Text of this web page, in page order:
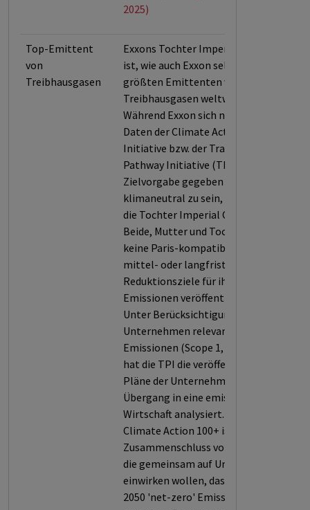
2025)
Top-Emittent
von
Treibhausgasen
Exxons Tochter Imperial Oil Ltd
ist, wie auch Exxon selbst, einer der
größten Emittenten von
Treibhausgasen weltweit.
Während Exxon sich nach den
Daten der Climate Action 100+
Initiative bzw. der Transition
Pathway Initiative (TPI) die
Zielvorgabe gegeben hat, bis 2050
klimaneutral zu sein, trifft dies auf
die Tochter Imperial Oil nicht zu.
Beide, Mutter und Tochter, haben
keine Paris-kompatible kurz-,
mittel- oder langfristige
Reduktionsziele für ihre
Emissionen veröffentlicht.
Unter Berücksichtigung der für das
Unternehmen relevanten
Emissionen (Scope 1, 2 und/oder 3)
hat die TPI die veröffentlichten
Pläne der Unternehmens für einen
Übergang in eine emissionsarme
Wirtschaft analysiert.
Climate Action 100+ ist ein
Zusammenschluss von Investoren,
die gemeinsam auf Unternehmen
einwirken wollen, dass diese bis
2050 'net-zero' Emissionen